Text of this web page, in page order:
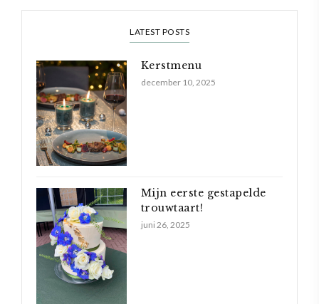
LATEST POSTS
Kerstmenu
december 10, 2025
Mijn eerste gestapelde
trouwtaart!
juni 26, 2025